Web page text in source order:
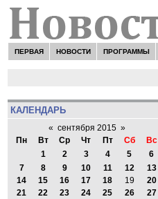
ПЕРВАЯ НОВОСТИ ПРОГРАММЫ
КАЛЕНДАРЬ
« сентября 2015 »
Пн
Вт Ср Чт Пт Сб
Вс
1
2 3 4 5
6
7
8 9 10 11 12
13
14
15 16 17 18 19
20
21
22 23 24 25 26
27